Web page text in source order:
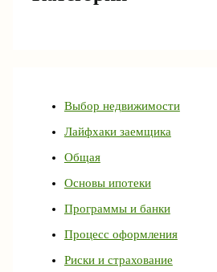
Выбор недвижимости
Лайфхаки заемщика
Общая
Основы ипотеки
Программы и банки
Процесс оформления
Риски и страхование